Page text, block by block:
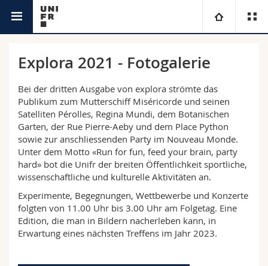
Campus
Forschung
Universität
Weiterbildung
Theologische Fak.
Rechtswissenschaftliche Fak.
Wirtschafts- und Sozialwissenschaftliche Fak.
Philosophische Fak.
Informationen für
Studieninteressierte
Studierende
Medien
Ressourcen
Personenverzeichnis
Ortsplan
Explora 2021 - Fotogalerie
Bei der dritten Ausgabe von explora strömte das
Publikum zum Mutterschiff Miséricorde und seinen
Satelliten Pérolles, Regina Mundi, dem Botanischen
Garten, der Rue Pierre-Aeby und dem Place Python
sowie zur anschliessenden Party im Nouveau Monde.
Unter dem Motto «Run for fun, feed your brain, party
hard» bot die Unifr der breiten Öffentlichkeit sportliche,
wissenschaftliche und kulturelle Aktivitäten an.
Experimente, Begegnungen, Wettbewerbe und Konzerte
folgten von 11.00 Uhr bis 3.00 Uhr am Folgetag. Eine
Edition, die man in Bildern nacherleben kann, in
Erwartung eines nächsten Treffens im Jahr 2023.